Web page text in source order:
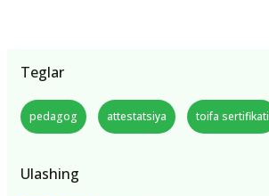
Teglar
pedagog attestatsiya toifa sertifikati
Ulashing